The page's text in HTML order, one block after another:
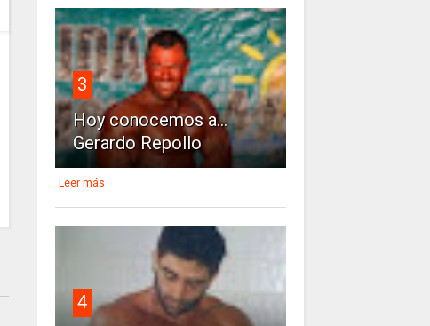
3
Hoy conocemos a...
Gerardo Repollo
Leer más
4